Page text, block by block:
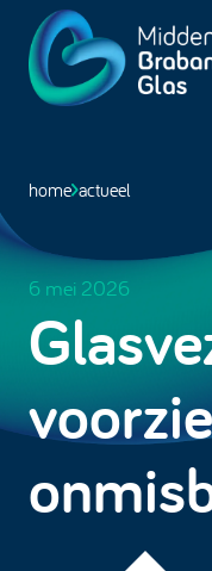
Midden-
BrabantGlas
home actueel
6 mei 2026